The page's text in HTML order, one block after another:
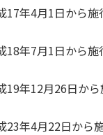
17年4月1日から施
18年7月1日から施
19年12月26日から
23年4月22日から